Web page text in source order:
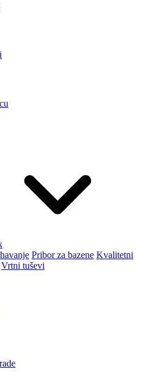
Pribor za bazene Kvalitetni
Vrtni tuševi